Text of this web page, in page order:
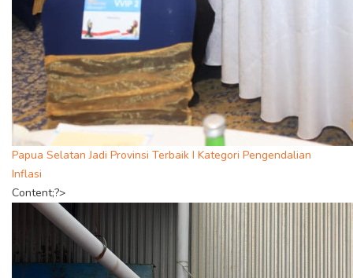
Papua Selatan Jadi Provinsi Terbaik I Kategori Pengendalian
Inflasi
Content;?>